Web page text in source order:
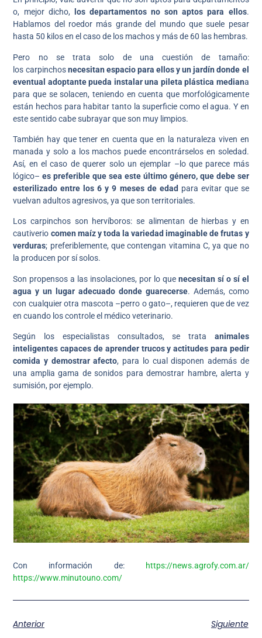
o, mejor dicho,
los departamentos no son aptos para ellos.
Hablamos del roedor más grande del mundo que suele pesar
hasta 50 kilos en el caso de los machos y más de 60 las hembras.
Pero no se trata solo de una cuestión de tamaño:
los carpinchosnecesitan espacio para ellos y un jardín donde el
eventual adoptante pueda instalar una pileta plástica mediana
para que se solacen, teniendo en cuenta que morfológicamente
están hechos para habitar tanto la superficie como el agua. Y en
este sentido cabe subrayar que son muy limpios.
También hay que tener en cuenta que en la naturaleza viven en
manada y solo a los machos puede encontrárselos en soledad.
Así, en el caso de querer solo un ejemplar –lo que parece más
lógico–es preferible que sea este último género, que debe ser
esterilizado entre los 6 y 9 meses de edad para evitar que se
vuelvan adultos agresivos, ya que son territoriales.
Los carpinchos son hervíboros: se alimentan de hierbas y en
cautiverio comen maíz y toda la variedad imaginable de frutas y
verduras; preferiblemente, que contengan vitamina C, ya que no
la producen por sí solos.
Son propensos a las insolaciones, por lo que necesitan sí o sí el
agua y un lugar adecuado donde guarecerse. Además, como
con cualquier otra mascota –perro o gato–, requieren que de vez
en cuando los controle el médico veterinario.
Según los especialistas consultados, se trata animales
inteligentes capaces de aprender trucos y actitudes para pedir
comida y demostrar afecto, para lo cual disponen además de
una amplia gama de sonidos para demostrar hambre, alerta y
sumisión, por ejemplo.
Con información de:
https://news.agrofy.com.ar/
https://www.minutouno.com/
Anterior Siguiente